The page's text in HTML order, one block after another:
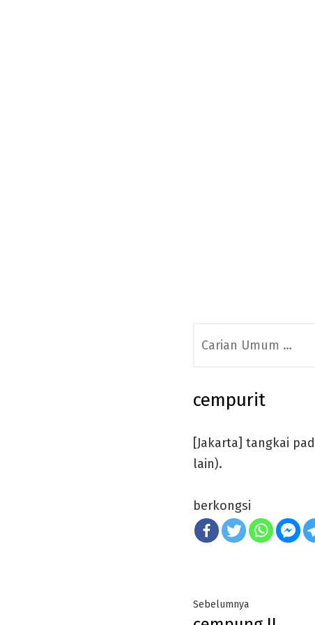
for:
cempurit
[Jakarta] tangkai
lain).
berkongsi
Post
SebelumnyaPrevious